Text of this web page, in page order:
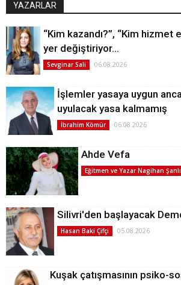
YAZARLAR
“Kim kazandı?”, “Kim hizmet
yer değiştiriyor…
Sevginar Sali 06.08.2026
İşlemler yasaya uygun
uyulacak yasa kalmamış
İbrahim Kömür 06.08.2026
Ahde Vefa
Eğitmen ve Yazar Nagihan Şanlı
Silivri'den başlayacak
Hasan Baki Çifçi 05.08.2026
Kuşak çatışmasının psiko-